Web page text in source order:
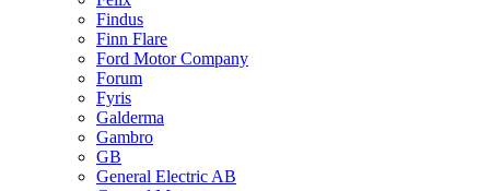
Findus
Finn Flare
Ford Motor Company
Forum
Fyris
Galderma
Gambro
GB
General Electric AB